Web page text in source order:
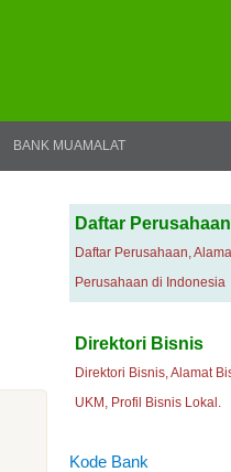
BANK MUAMALAT
Daftar Perusahaan
Daftar Perusahaan,
Perusahaan di Indonesia
Direktori Bisnis
Direktori Bisnis, Alamat
UKM, Profil Bisnis Lokal.
Kode Bank